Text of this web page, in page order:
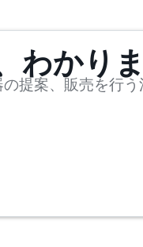
わかりま
提案、販売を行